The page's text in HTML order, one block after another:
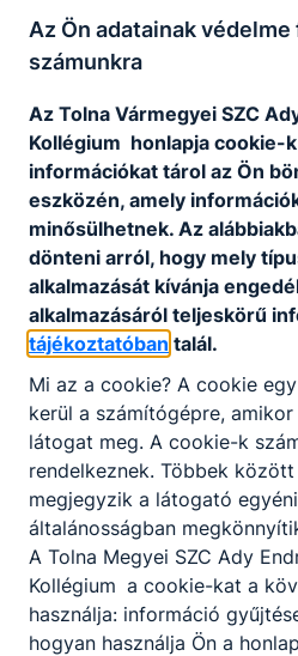
PTT letöltése (pdf)
Nem
gyártásában, gépek,
berendezések
Meghatározza a gyártás
biztosítja a gyártóeszközök
feltételeit. Irányítja az
folyamatot. Gyártás közben
ellenőrzéseket végez, azok
dokumentálja. Megtervezi a
folyamatait és részt vesz
Robotokat üzemeltet, azok
Ajánlott minden fiatal
venni új alkatrészek
kialakításában.
KOMPETENCIAELVÁRÁS
Kommunikációs- és
precizitás,
irányítási képesség,
Az Ön adatainak
számunkra
Az Tolna Vármegyei SZC
Kollégium honlapja cookie-
információkat tárol az Ön
eszközén, amely
minősülhetnek. Az
dönteni arról, hogy mely
alkalmazását kívánja
alkalmazásáról teljeskörű
tájékoztatóban talál.
Mi az a cookie? A cookie
kerül a számítógépre,
látogat meg. A cookie-k
rendelkeznek. Többek
megjegyzik a látogató
általánosságban
A Tolna Megyei SZC Ady
Kollégium a cookie-kat a
használja: információ
hogyan használja Ön a